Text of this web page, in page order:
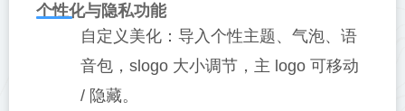
个性化与隐私功能
自定义美化：导入个性主题、气泡、语
音包，slogo 大小调节，主 logo 可移动
/ 隐藏。